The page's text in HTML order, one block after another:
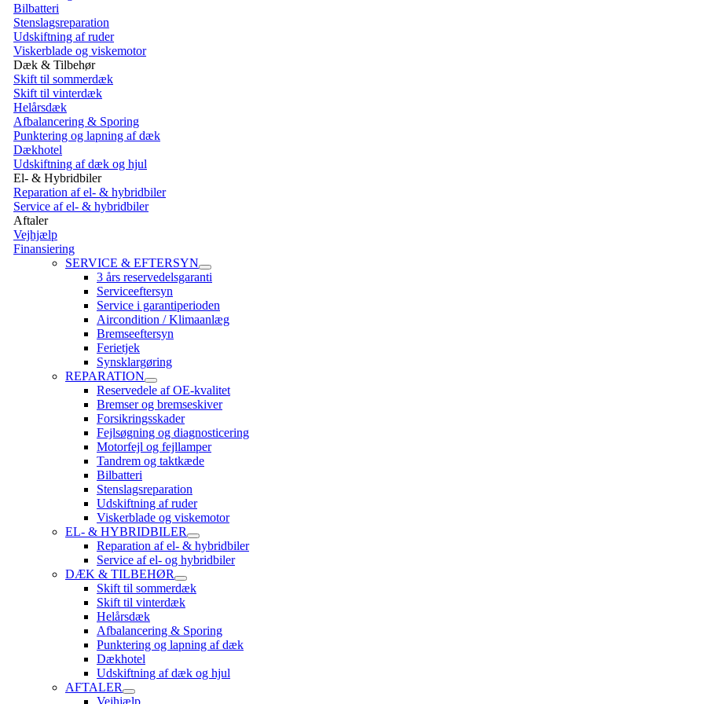
Bilbatteri
Stenslagsreparation
Udskiftning af ruder
Viskerblade og viskemotor
Dæk & Tilbehør
Skift til sommerdæk
Skift til vinterdæk
Helårsdæk
Afbalancering & Sporing
Punktering og lapning af dæk
Dækhotel
Udskiftning af dæk og hjul
El- & Hybridbiler
Reparation af el- & hybridbiler
Service af el- & hybridbiler
Aftaler
Vejhjælp
Finansiering
SERVICE & EFTERSYN
3 års reservedelsgaranti
Serviceeftersyn
Service i garantiperioden
Aircondition / Klimaanlæg
Bremseeftersyn
Ferietjek
Synsklargøring
REPARATION
Reservedele af OE-kvalitet
Bremser og bremseskiver
Forsikringsskader
Fejlsøgning og diagnosticering
Motorfejl og fejllamper
Tandrem og taktkæde
Bilbatteri
Stenslagsreparation
Udskiftning af ruder
Viskerblade og viskemotor
EL- & HYBRIDBILER
Reparation af el- & hybridbiler
Service af el- og hybridbiler
DÆK & TILBEHØR
Skift til sommerdæk
Skift til vinterdæk
Helårsdæk
Afbalancering & Sporing
Punktering og lapning af dæk
Dækhotel
Udskiftning af dæk og hjul
AFTALER
Vejhjælp